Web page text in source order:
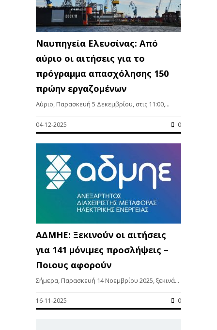
Ναυπηγεία Ελευσίνας: Από
αύριο οι αιτήσεις για το
πρόγραμμα απασχόλησης 150
πρώην εργαζομένων
Αύριο, Παρασκευή 5 Δεκεμβρίου, στις 11:00,...
04-12-2025 0
ΑΔΜΗΕ: Ξεκινούν οι αιτήσεις
για 141 μόνιμες προσλήψεις –
Ποιους αφορούν
Σήμερα, Παρασκευή 14 Νοεμβρίου 2025, ξεκινά...
16-11-2025 0